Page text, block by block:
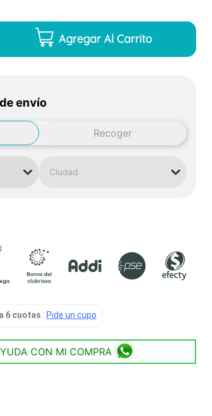
Agregar Al Carrito
envío
Recoger
CON MI COMPRA